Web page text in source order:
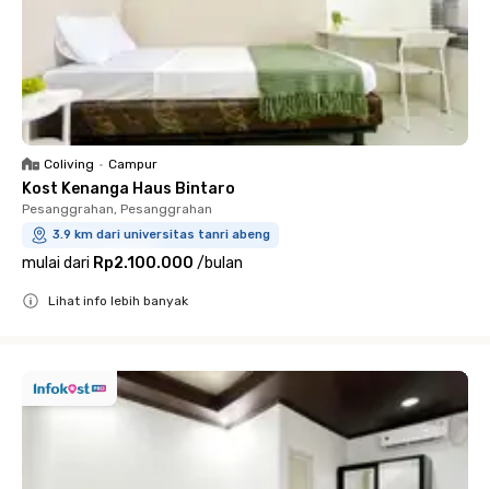
Coliving • Campur
Kost Kenanga Haus Bintaro
Pesanggrahan, Pesanggrahan
3.9 km dari universitas tanri abeng
mulai dari Rp2.100.000 /bulan
Lihat info lebih banyak